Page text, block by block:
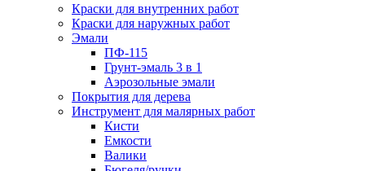
Краски для внутренних работ
Краски для наружных работ
Эмали
ПФ-115
Грунт-эмаль 3 в 1
Аэрозольные эмали
Покрытия для дерева
Инструмент для малярных работ
Кисти
Емкости
Валики